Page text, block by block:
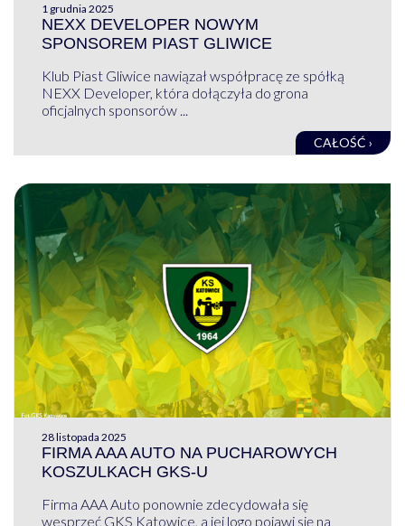
1 grudnia 2025
NEXX DEVELOPER NOWYM
SPONSOREM PIAST GLIWICE
Klub Piast Gliwice nawiązał współpracę ze spółką
NEXX Developer, która dołączyła do grona
oficjalnych sponsorów ...
CAŁOŚĆ ›
28 listopada 2025
FIRMA AAA AUTO NA PUCHAROWYCH
KOSZULKACH GKS-U
Firma AAA Auto ponownie zdecydowała się
wesprzeć GKS Katowice, a jej logo pojawi się na